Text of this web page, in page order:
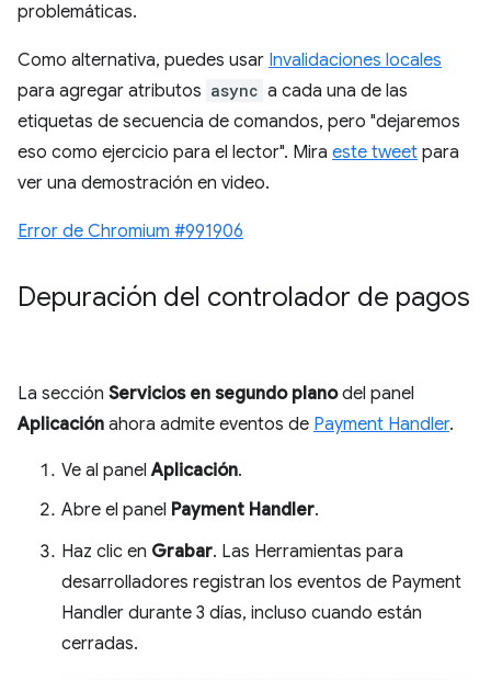
problemáticas.
Como alternativa, puedes usar Invalidaciones locales
para agregar atributos async a cada una de las
etiquetas de secuencia de comandos, pero "dejaremos
eso como ejercicio para el lector". Mira este tweet para
ver una demostración en video.
Error de Chromium #991906
Depuración del controlador de pagos
La sección Servicios en segundo planodel panel
Aplicación ahora admite eventos de Payment Handler.
Ve al panelAplicación.
Abre el panel Payment Handler.
Haz clic en Grabar. Las Herramientas para
desarrolladores registran los eventos de Payment
Handler durante 3 días, incluso cuando están
cerradas.